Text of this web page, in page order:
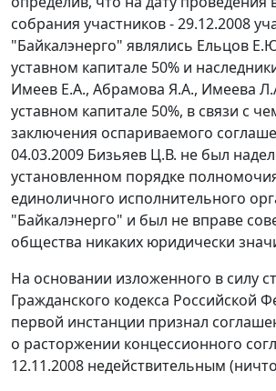
собрания участников - 29.12.2008
"Байкалэнерго" являлись Ельцов
уставном капитале 50% и
Имеев Е.А., Абрамова Я.А., Имеева
уставном капитале 50%, в связи с
заключения оспариваемого
04.03.2009 Бизьяев Ц.В. не был
установленном порядке
единоличного исполнительного
"Байкалэнерго" и был не вправе
общества никаких юридически
На основании изложенного в силу
Гражданского кодекса Российской
первой инстанции признал
о расторжении концессионного
12.11.2008 недействительным